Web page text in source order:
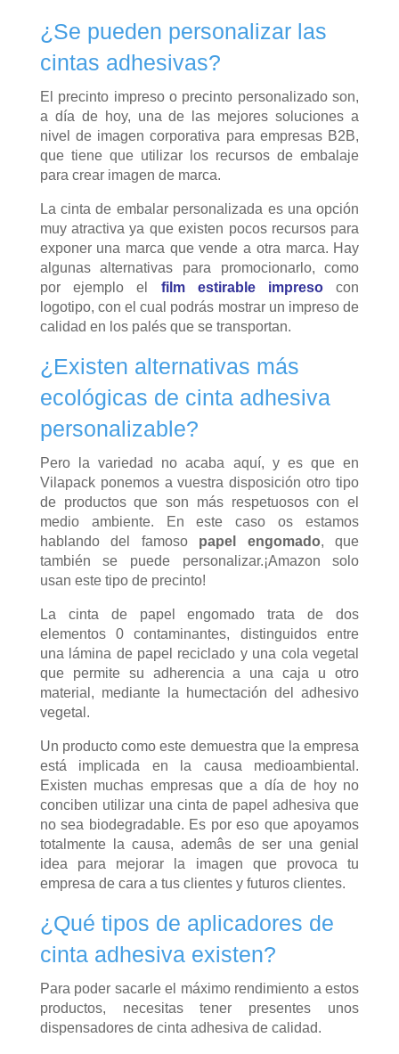
¿Se pueden personalizar las
cintas adhesivas?
El precinto impreso o precinto personalizado son,
a día de hoy, una de las mejores soluciones a
nivel de imagen corporativa para empresas B2B,
que tiene que utilizar los recursos de embalaje
para crear imagen de marca.
La cinta de embalar personalizada es una opción
muy atractiva ya que existen pocos recursos para
exponer una marca que vende a otra marca. Hay
algunas alternativas para promocionarlo, como
por ejemplo el film estirable impresocon
logotipo, con el cual podrás mostrar un impreso de
calidad en los palés que se transportan.
¿Existen alternativas más
ecológicas de cinta adhesiva
personalizable?
Pero la variedad no acaba aquí, y es que en
Vilapack ponemos a vuestra disposición otro tipo
de productos que son más respetuosos con el
medio ambiente. En este caso os estamos
hablando del famoso papel engomado, que
también se puede personalizar.¡Amazon solo
usan este tipo de precinto!
La cinta de papel engomado trata de dos
elementos 0 contaminantes, distinguidos entre
una lámina de papel reciclado y una cola vegetal
que permite su adherencia a una caja u otro
material, mediante la humectación del adhesivo
vegetal.
Un producto como este demuestra que la empresa
está implicada en la causa medioambiental.
Existen muchas empresas que a día de hoy no
conciben utilizar una cinta de papel adhesiva que
no sea biodegradable. Es por eso que apoyamos
totalmente la causa, ademâs de ser una genial
idea para mejorar la imagen que provoca tu
empresa de cara a tus clientes y futuros clientes.
¿Qué tipos de aplicadores de
cinta adhesiva existen?
Para poder sacarle el máximo rendimiento a estos
productos, necesitas tener presentes unos
dispensadores de cinta adhesiva de calidad.